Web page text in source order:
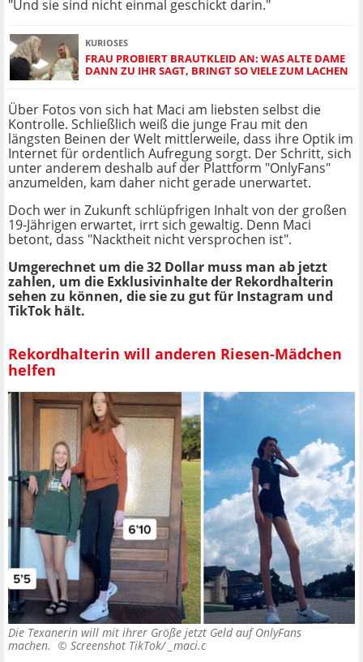
"Und sie sind nicht einmal geschickt darin."
KURIOSES
FRAU PROBIERT BRAUTKLEID AN: WAS ALTE DAME
DANN ZU IHR SAGT, BRINGT SO VIELE ZUM LACHEN
Über Fotos von sich hat Maci am liebsten selbst die
Kontrolle. Schließlich weiß die junge Frau mit den
längsten Beinen der Welt mittlerweile, dass ihre Optik im
Internet für ordentlich Aufregung sorgt. Der Schritt, sich
unter anderem deshalb auf der Plattform "OnlyFans"
anzumelden, kam daher nicht gerade unerwartet.
Doch wer in Zukunft schlüpfrigen Inhalt von der großen
19-Jährigen erwartet, irrt sich gewaltig. Denn Maci
betont, dass "Nacktheit nicht versprochen ist".
Umgerechnet um die 32 Dollar muss man ab jetzt
zahlen, um die Exklusivinhalte der Rekordhalterin
sehen zu können, die sie zu gut für Instagram und
TikTok hält.
Rekordhalterin will anderen Riesen-Mädchen
helfen
Die Texanerin will mit ihrer Größe jetzt Geld auf OnlyFans
machen. © Screenshot TikTok/ _maci.c